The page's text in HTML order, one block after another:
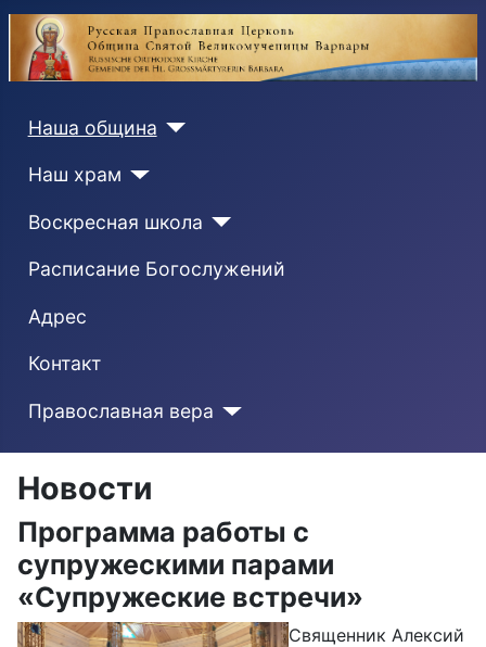
Наша община
Наш храм
Воскресная школа
Расписание Богослужений
Адрес
Контакт
Православная вера
Новости
Программа работы с
супружескими парами
«Супружеские встречи»
Священник Алексий